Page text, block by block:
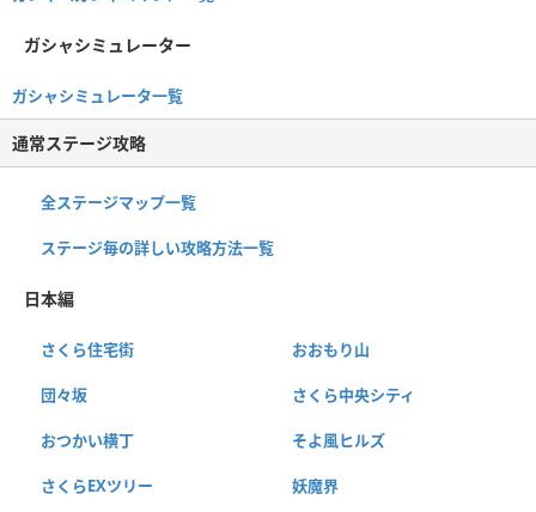
ガシャシミュレーター
ガシャシミュレータ一覧
通常ステージ攻略
全ステージマップ一覧
ステージ毎の詳しい攻略方法一覧
日本編
さくら住宅街 おおもり山
団々坂 さくら中央シティ
おつかい横丁 そよ風ヒルズ
さくらEXツリー 妖魔界